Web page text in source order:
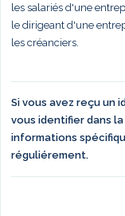
les salariés d'une
le dirigeant d'une
les créanciers.
Si vous avez reçu un
vous identifier dans
informations
réguliérement.